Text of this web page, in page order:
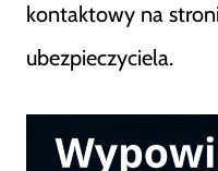
kontaktowy na
ubezpieczyciela.